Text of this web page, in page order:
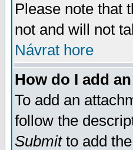
Please note that
not and will not
Návrat hore
How do I add
To add an
follow the
Submitto add